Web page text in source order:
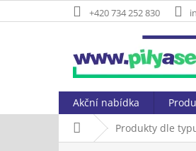
na
+420 734 252 830
Akční nabídka
Domů Produkty dle